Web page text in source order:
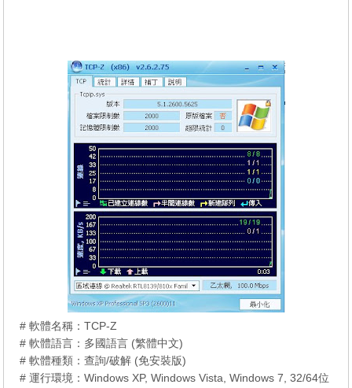
# 軟體名稱：TCP-Z
# 軟體語言：多國語言 (繁體中文)
# 軟體種類：查詢/破解 (免安裝版)
# 運行環境：Windows XP, Windows Vista, Windows 7, 32/64位